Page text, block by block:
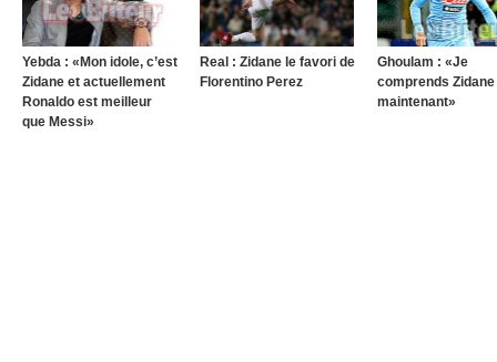
Yebda : «Mon idole, c’est
Zidane et actuellement
Ronaldo est meilleur
que Messi»
Real : Zidane le favori de
Florentino Perez
Ghoulam : «Je
comprends Zidane
maintenant»